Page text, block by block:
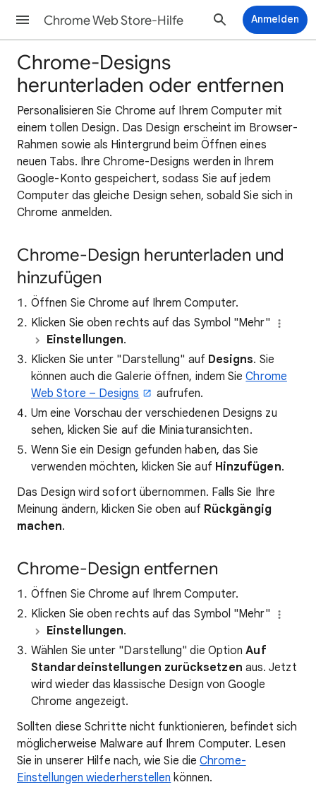
Chrome Web Store-Hilfe Anmelden
Chrome-Designs
herunterladen oder entfernen
Personalisieren Sie Chrome auf Ihrem Computer mit
einem tollen Design. Das Design erscheint im Browser-
Rahmen sowie als Hintergrund beim Öffnen eines
neuen Tabs. Ihre Chrome-Designs werden in Ihrem
Google-Konto gespeichert, sodass Sie auf jedem
Computer das gleiche Design sehen, sobald Sie sich in
Chrome anmelden.
Chrome-Design herunterladen und
hinzufügen
Öffnen Sie Chrome auf Ihrem Computer.
Klicken Sie oben rechts auf das Symbol "Mehr"
Einstellungen.
Klicken Sie unter "Darstellung" auf Designs. Sie
können auch die Galerie öffnen, indem SieChrome
Web Store – Designs
aufrufen.
Um eine Vorschau der verschiedenen Designs zu
sehen, klicken Sie auf die Miniaturansichten.
Wenn Sie ein Design gefunden haben, das Sie
verwenden möchten, klicken Sie auf Hinzufügen.
Das Design wird sofort übernommen. Falls Sie Ihre
Meinung ändern, klicken Sie oben auf Rückgängig
machen.
Chrome-Design entfernen
Öffnen Sie Chrome auf Ihrem Computer.
Klicken Sie oben rechts auf das Symbol "Mehr"
Einstellungen.
Wählen Sie unter "Darstellung" die OptionAuf
Standardeinstellungen zurücksetzen aus. Jetzt
wird wieder das klassische Design von Google
Chrome angezeigt.
Sollten diese Schritte nicht funktionieren, befindet sich
möglicherweise Malware auf Ihrem Computer. Lesen
Sie in unserer Hilfe nach, wie Sie dieChrome-
Einstellungen wiederherstellen können.